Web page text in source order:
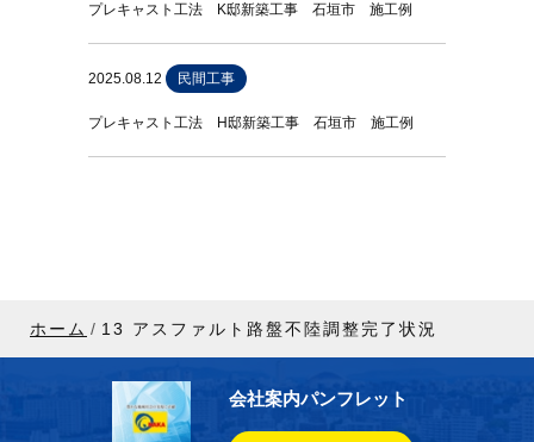
プレキャスト工法 K邸新築工事 石垣市 施工例
2025.08.12 民間工事
プレキャスト工法 H邸新築工事 石垣市 施工例
ホーム 13 アスファルト路盤不陸調整完了状況
会社案内パンフレット